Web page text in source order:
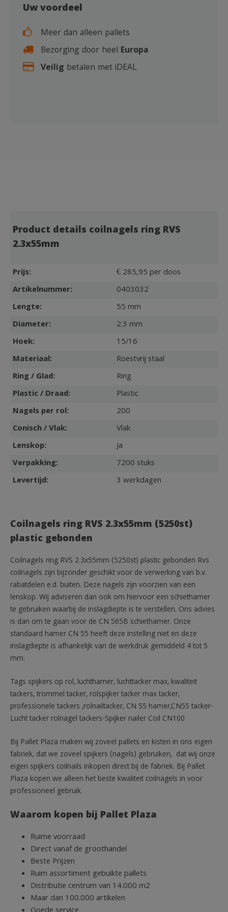
Uw voordeel
Meer dan alleen pallets
Bezorging door heel Europa
Veilig betalen met iDEAL
Product details coilnagels ring RVS
2.3x55mm
Prijs:
€ 285,95 per doos
Artikelnummer:
0403032
Lengte:
55 mm
Diameter:
2.3 mm
Hoek:
15/16
Materiaal:
Roestvrij staal
Ring / Glad:
Ring
Plastic / Draad:
Plastic
Nagels per rol:
200
Conisch / Vlak:
Vlak
Lenskop:
Ja
Verpakking:
7200 stuks
Levertijd:
3 werkdagen
Coilnagels ring RVS 2.3x55mm (5250st)
plastic gebonden
Coilnagels ring RVS 2.3x55mm (5250st) plastic gebonden Rvs
coilnagels zijn bijzonder geschikt voor de verwerking van b.v.
rabatdelen e.d. buiten. Deze nagels zijn voorzien van een
lenskop. Wij adviseren dan ook om hiervoor een schiethamer
te gebruiken waarbij de inslagdiepte is te verstellen. Ons advies
is dan om te gaan voor de CN 565B schiethamer. Onze
standaard hamer CN 55 heeft deze instelling niet en deze
inslagdiepte is afhankelijk van de werkdruk gemiddeld 4 tot 5
mm.
Tags spijkers op rol, luchthamer, luchttacker max, kwaliteit
tackers, trommel tacker, rolspijker tacker max tacker,
professionele tackers ,rolnailtacker, CN 55 hamer,CN55 tacker-
Lucht tacker rolnagel tackers-Spijker nailer Coil CN100
Bij Pallet Plaza maken wij zoveel pallets en kisten in ons eigen
fabriek, dat we zoveel spijkers (nagels) gebruiken, dat wij onze
eigen spijkers coilnails inkopen direct bij de fabriek. Bij Pallet
Plaza kopen we alleen het beste kwaliteit coilnagels in voor
professioneel gebruik.
Waarom kopen bij Pallet Plaza
Ruime voorraad
Direct vanaf de groothandel
Beste Prijzen
Ruim assortiment gebuikte pallets
Distributie centrum van 14.000 m2
Maar dan 100.000 artikelen